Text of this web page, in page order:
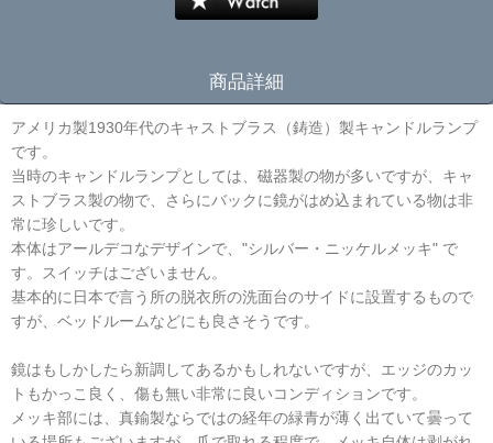
商品詳細
アメリカ製1930年代のキャストブラス（鋳造）製キャンドルランプ
です。
当時のキャンドルランプとしては、磁器製の物が多いですが、キャ
ストブラス製の物で、さらにバックに鏡がはめ込まれている物は非
常に珍しいです。
本体はアールデコなデザインで、"シルバー・ニッケルメッキ" で
す。スイッチはございません。
基本的に日本で言う所の脱衣所の洗面台のサイドに設置するもので
すが、ベッドルームなどにも良さそうです。
鏡はもしかしたら新調してあるかもしれないですが、エッジのカッ
トもかっこ良く、傷も無い非常に良いコンディションです。
メッキ部には、真鍮製ならではの経年の緑青が薄く出ていて曇って